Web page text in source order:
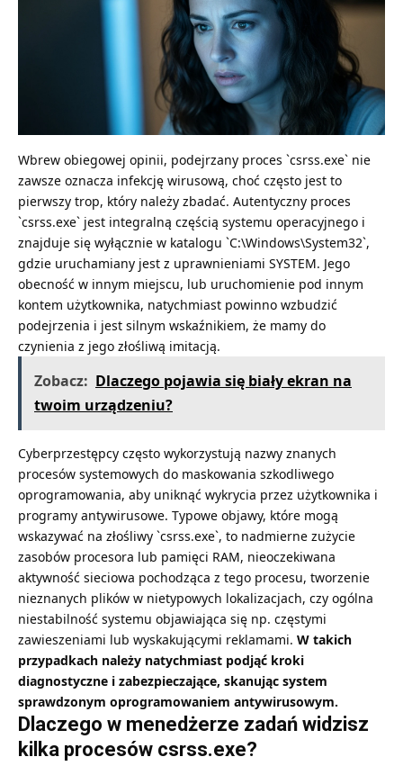
Wbrew obiegowej opinii, podejrzany proces `csrss.exe` nie
zawsze oznacza infekcję wirusową, choć często jest to
pierwszy trop, który należy zbadać. Autentyczny proces
`csrss.exe` jest integralną częścią systemu operacyjnego i
znajduje się wyłącznie w katalogu `C:\Windows\System32`,
gdzie uruchamiany jest z uprawnieniami SYSTEM. Jego
obecność w innym miejscu, lub uruchomienie pod innym
kontem użytkownika, natychmiast powinno wzbudzić
podejrzenia i jest silnym wskaźnikiem, że mamy do
czynienia z jego złośliwą imitacją.
Zobacz: Dlaczego pojawia się biały ekran na
twoim urządzeniu?
Cyberprzestępcy często wykorzystują nazwy znanych
procesów systemowych do maskowania szkodliwego
oprogramowania, aby uniknąć wykrycia przez użytkownika i
programy antywirusowe. Typowe objawy, które mogą
wskazywać na złośliwy `csrss.exe`, to nadmierne zużycie
zasobów procesora lub pamięci RAM, nieoczekiwana
aktywność sieciowa pochodząca z tego procesu, tworzenie
nieznanych plików w nietypowych lokalizacjach, czy ogólna
niestabilność systemu objawiająca się np. częstymi
zawieszeniami lub wyskakującymi reklamami. W takich
przypadkach należy natychmiast podjąć kroki
diagnostyczne i zabezpieczające, skanując system
sprawdzonym oprogramowaniem antywirusowym.
Dlaczego w menedżerze zadań widzisz
kilka procesów csrss.exe?